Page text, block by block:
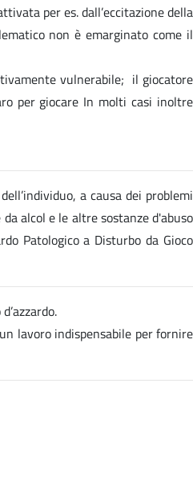
per es. dall’eccitazione della
non è emarginato come il
vulnerabile; il giocatore
per giocare In molti casi inoltre
a causa dei problemi
alcol e le altre sostanze d'abuso
Patologico a Disturbo da Gioco
lavoro indispensabile per fornire